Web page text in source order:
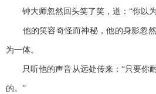
钟大师忽然回头笑了笑，道：“你以为
他的笑容奇怪而神秘，他的身影忽然
为一体。
只听他的声音从远处传来：“只要你
的。”